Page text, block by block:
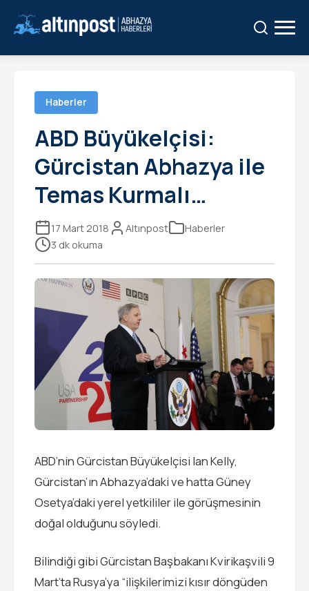
Haberler
ABD Büyükelçisi:
Gürcistan Abhazya ile
Temas Kurmalı…
17 Mart 2018 Altınpost
Haberler
3 dk okuma
ABD’nin Gürcistan Büyükelçisi Ian Kelly,
Gürcistan’ın Abhazya’daki ve hatta Güney
Osetya’daki yerel yetkililer ile görüşmesinin
doğal olduğunu söyledi.
Bilindiği gibi Gürcistan Başbakanı Kvirikaşvili 9
Mart’ta Rusya’ya “ilişkilerimizi kısır döngüden